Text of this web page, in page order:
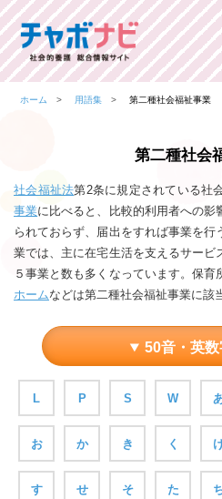
ホーム 用語集 第二種社会福祉事業
第二種社会
社会福祉法第2条に規定されている社
事業に比べると、比較的利用者への影
られておらず、届出をすれば事業を
業では、主に在宅生活を支えるサービ
５事業と数も多くなっています。保育
ホームなどは第二種社会福祉事業に該
50音・英
L P S W
お か き く
す せ そ た